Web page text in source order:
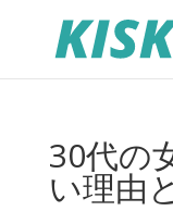
30代の
い理由